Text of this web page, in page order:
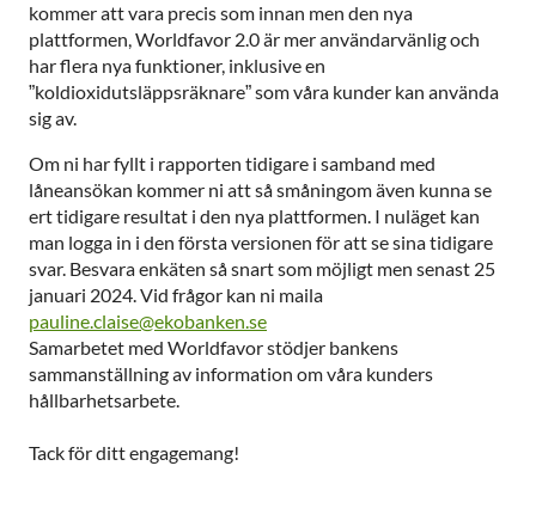
kommer att vara precis som innan men den nya
plattformen, Worldfavor 2.0 är mer användarvänlig och
har flera nya funktioner, inklusive en
”koldioxidutsläppsräknare” som våra kunder kan använda
sig av.
Om ni har fyllt i rapporten tidigare i samband med
låneansökan kommer ni att så småningom även kunna se
ert tidigare resultat i den nya plattformen. I nuläget kan
man logga in i den första versionen för att se sina tidigare
svar. Besvara enkäten så snart som möjligt men senast 25
januari 2024. Vid frågor kan ni maila
pauline.claise@ekobanken.se
Samarbetet med Worldfavor stödjer bankens
sammanställning av information om våra kunders
hållbarhetsarbete.
Tack för ditt engagemang!